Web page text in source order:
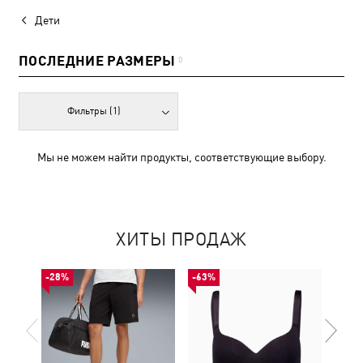
Дети
ПОСЛЕДНИЕ РАЗМЕРЫ 0
Фильтры (1)
Мы не можем найти продукты, соответствующие выбору.
ХИТЫ ПРОДАЖ
-28% -63%